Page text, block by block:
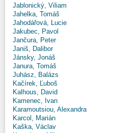
Jablonický, Viliam
Jahelka, Tomáš
Jahodářová, Lucie
Jakubec, Pavol
Jančura, Peter
Janiš, Dalibor
Jánsky, Jonáš
Janura, Tomáš
Juhász, Balázs
Kačírek, Ľuboš
Kalhous, David
Kamenec, Ivan
Karamoutsiou, Alexandra
Karcol, Marián
Kaška, Václav